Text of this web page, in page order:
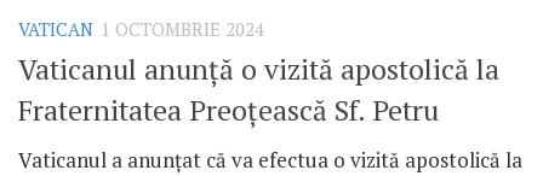
VATICAN 1 OCTOMBRIE 2024
Vaticanul anunță o vizită apostolică la
Fraternitatea Preoțească Sf. Petru
Vaticanul a anunțat că va efectua o vizită apostolică la